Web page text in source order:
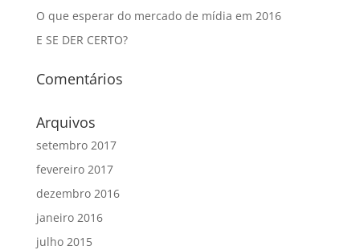
O que esperar do mercado de mídia em 2016
E SE DER CERTO?
Comentários
Arquivos
setembro 2017
fevereiro 2017
dezembro 2016
janeiro 2016
julho 2015